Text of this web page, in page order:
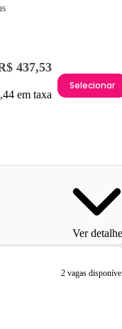
437,53
em taxa
Selecionar
Ver
2 vagas